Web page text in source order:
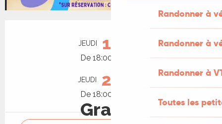
Randonner à
Randonner à
Randonner à
Toutes les
Ouverture et coordonnées
JEUDI 13
De 18:00 à 00:00
JEUDI 27
De 18:00 à 00:00
Gratuit